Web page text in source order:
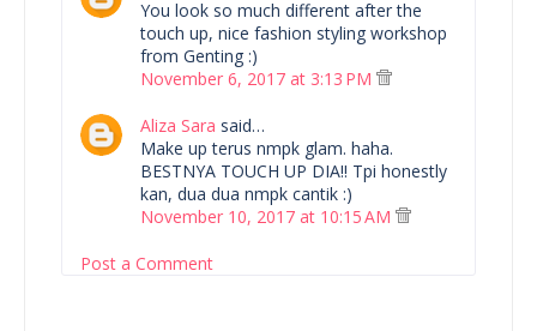
You look so much different after the
touch up, nice fashion styling workshop
from Genting :)
November 6, 2017 at 3:13 PM
Aliza Sara said…
Make up terus nmpk glam. haha.
BESTNYA TOUCH UP DIA!! Tpi honestly
kan, dua dua nmpk cantik :)
November 10, 2017 at 10:15 AM
Post a Comment